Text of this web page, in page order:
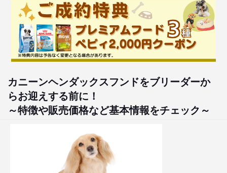
カニーンヘンダックスフンドをブリーダーか
らお迎えする前に！
～特徴や販売価格など基本情報をチェック～